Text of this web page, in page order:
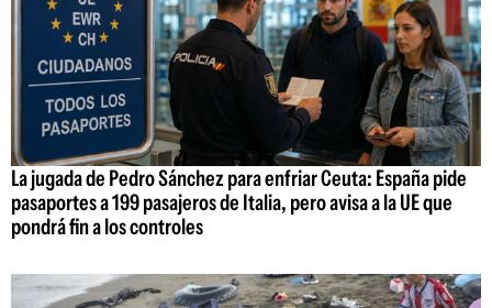
La jugada de Pedro Sánchez para enfriar Ceuta: España pide
pasaportes a 199 pasajeros de Italia, pero avisa a la UE que
pondrá fin a los controles